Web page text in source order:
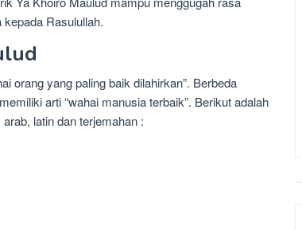
Rasulullah.
orang yang paling baik dilahirkan”. Berbeda
arti “wahai manusia terbaik”. Berikut adalah
latin dan terjemahan :